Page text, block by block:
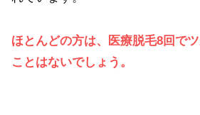
ほとんどの方は、医療脱毛8回で
ことはないでしょう。